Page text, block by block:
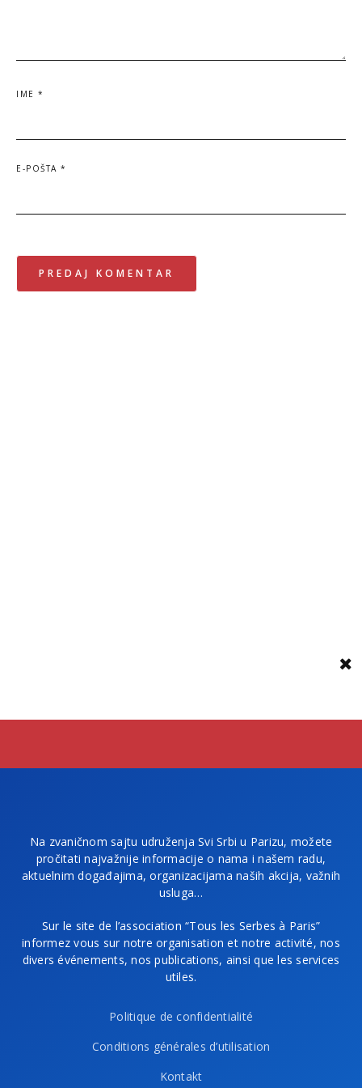
IME *
E-POŠTA *
Na zvaničnom sajtu udruženja Svi Srbi u Parizu, možete
pročitati najvažnije informacije o nama i našem radu,
aktuelnim događajima, organizacijama naših akcija, važnih
usluga…
Sur le site de l’association “Tous les Serbes à Paris”
informez vous sur notre organisation et notre activité, nos
divers événements, nos publications, ainsi que les services
utiles.
Politique de confidentialité
Conditions générales d’utilisation
Kontakt